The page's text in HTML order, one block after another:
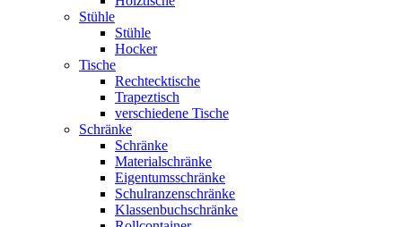
Stühle
Stühle
Hocker
Tische
Rechtecktische
Trapeztisch
verschiedene Tische
Schränke
Schränke
Materialschränke
Eigentumsschränke
Schulranzenschränke
Klassenbuchschränke